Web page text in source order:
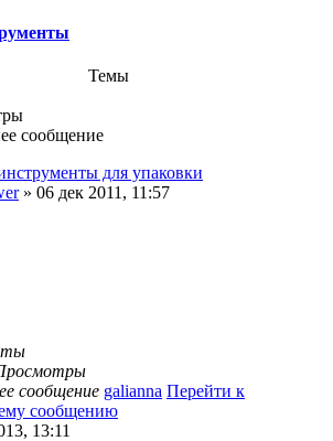
Темы
сообщение
для упаковки
» 06 дек 2011, 11:57
сообщение galianna Перейти к
сообщению
13:11